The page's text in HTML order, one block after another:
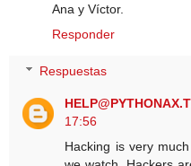
Ana y Víctor.
Responder
Respuestas
17:56
Hacking is very